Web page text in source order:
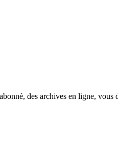
des archives en ligne, vous